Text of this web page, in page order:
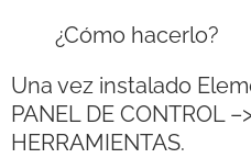
¿Cómo hacerlo?
Una vez instalado
PANEL DE CONTROL
HERRAMIENTAS.